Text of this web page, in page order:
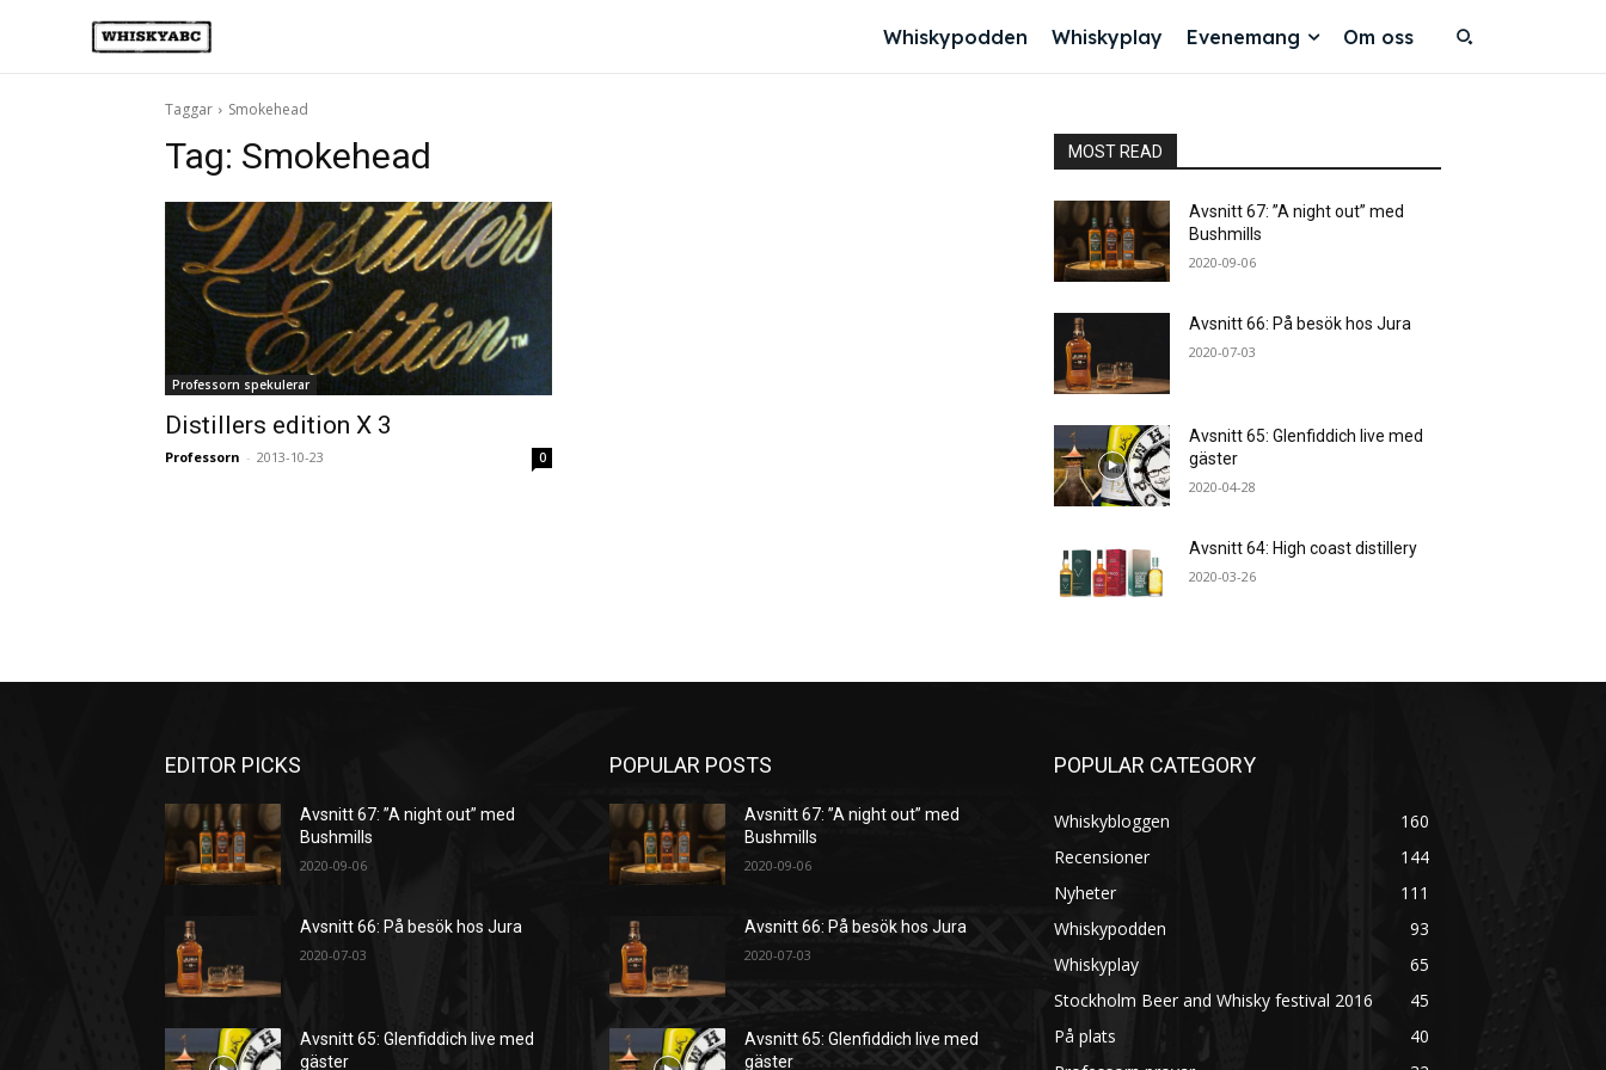
Whiskypodden Whiskyplay Evenemang Om oss
Taggar Smokehead
Tag: Smokehead
Professorn spekulerar
Distillers edition X 3
Professorn - 2013-10-23 0
MOST READ
Avsnitt 67: ”A night out” med
Bushmills
2020-09-06
Avsnitt 66: På besök hos Jura
2020-07-03
Avsnitt 65: Glenfiddich live med
gäster
2020-04-28
Avsnitt 64: High coast distillery
2020-03-26
EDITOR PICKS
Avsnitt 67: ”A night out” med
Bushmills
2020-09-06
Avsnitt 66: På besök hos Jura
2020-07-03
Avsnitt 65: Glenfiddich live med
gäster
POPULAR POSTS
Avsnitt 67: ”A night out” med
Bushmills
2020-09-06
Avsnitt 66: På besök hos Jura
2020-07-03
Avsnitt 65: Glenfiddich live med
gäster
POPULAR CATEGORY
Whiskybloggen
160
Recensioner
144
Nyheter
111
Whiskypodden
93
Whiskyplay
65
Stockholm Beer and Whisky festival 2016
45
På plats
40